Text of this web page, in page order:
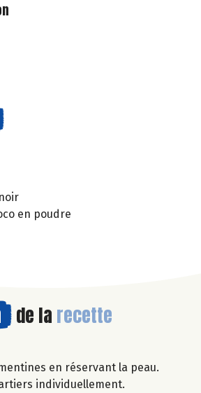
en poudre
de la recette
en réservant la peau.
individuellement.